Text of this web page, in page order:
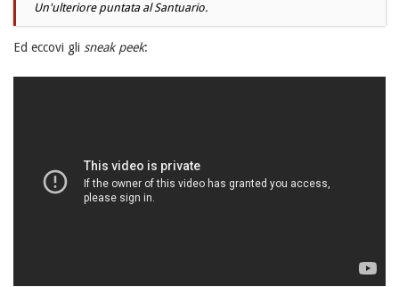
Un'ulteriore puntata al Santuario.
Ed eccovi gli sneak peek: